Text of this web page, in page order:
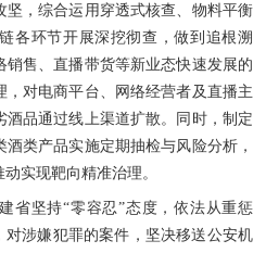
，综合运用穿透式核查、物料平衡
各环节开展深挖彻查，做到追根溯
售、直播带货等新业态快速发展的
，对电商平台、网络经营者及直播主
品通过线上渠道扩散。同时，制定
类产品实施定期抽检与风险分析，
实现靶向精准治理。
省坚持“零容忍”态度，依法从重惩
对涉嫌犯罪的案件，坚决移送公安机